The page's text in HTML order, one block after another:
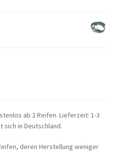
ab 2 Reifen. Lieferzeit: 1-3
sich in Deutschland.
deren Herstellung weniger